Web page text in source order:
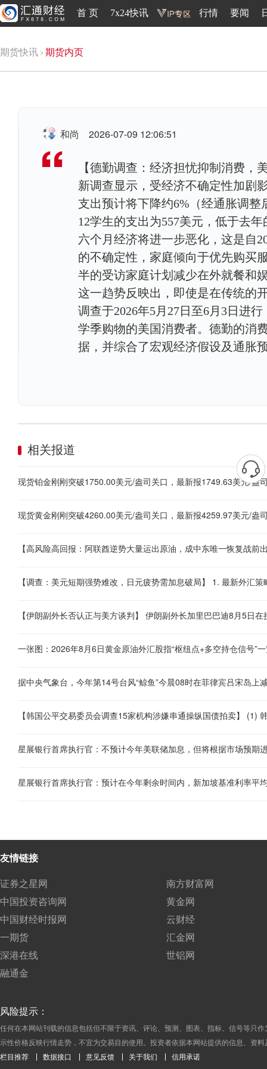
首 页 7x24快讯 行情 要闻
期货快讯 期货内页
和尚 2026-07-09 12:06:51
【德勤调查：经济担忧抑制消费，
新调查显示，受经济不确定性加剧
支出预计将下降约6%（经通胀调
12学生的支出为557美元，低于去
六个月经济将进一步恶化，这是自
的不确定性，家庭倾向于优先购买
半的受访家庭计划减少在外就餐和
这一趋势反映出，即使是在传统的
调查于2026年5月27日至6月3日进
学季购物的美国消费者。德勤的消
据，并综合了宏观经济假设及通胀
相关报道
一张图：2026年8月6日黄金原油外汇股指“枢纽点+多空持仓信号”
星展银行首席执行官：不预计今年美联储加息，但将根据市场预期
星展银行首席执行官：预计在今年剩余时间内，新加坡基准利率平
友情链接
证券之星网
南方财富网
中国投资咨询网
黄金网
中国财经时报网
云财经
一期货
汇金网
深港在线
世铝网
融通金
风险提示：
任何在本网站刊载的信息包括但不限于资讯、评论、预测、图表、指标、信号等只
示性价格反映行情走势，不宜为交易目的使用。投资者依据本网站提供的信息、资
栏目推荐
数据接口 意见反馈 关于我们 信用承诺